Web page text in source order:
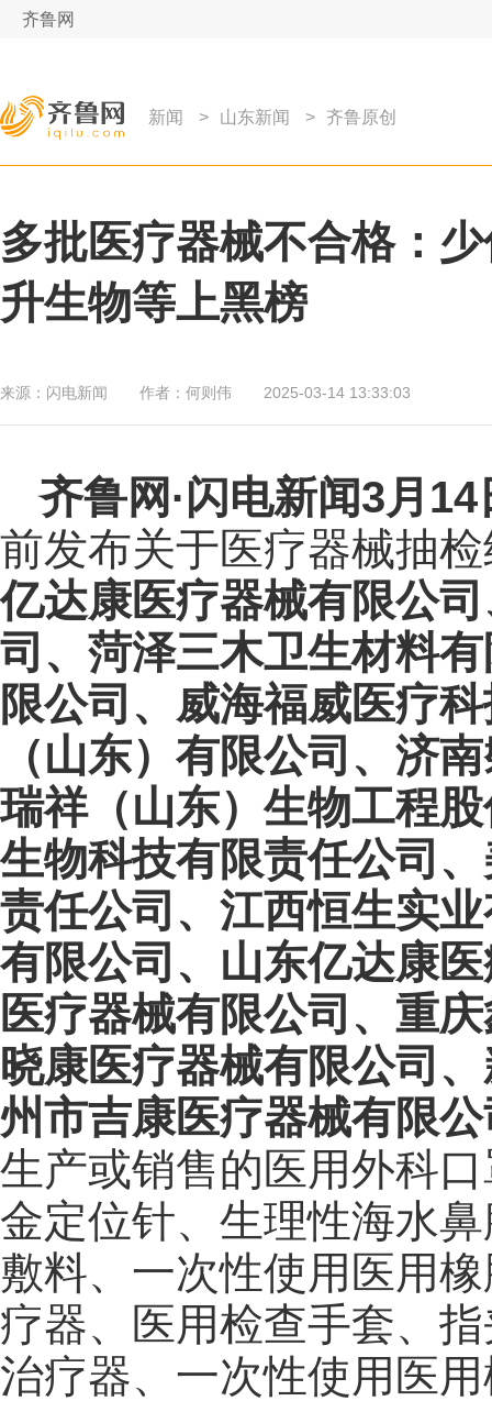
齐鲁网
新闻 > 山东新闻 > 齐鲁原创
多批医疗器械不合格：
升生物等上黑榜
来源： 闪电新闻 作者： 何则伟 2025-03-14 13:33:03
齐鲁网 ·闪电新闻3月14
前发布关于医疗器械抽
亿达康医疗器械有限公
司、菏泽三木卫生材料
限公司、威海福威医疗
（山东）有限公司、济
瑞祥（山东）生物工程
生物科技有限责任公司
责任公司、江西恒生实
有限公司、山东亿达康
医疗器械有限公司、重
晓康医疗器械有限公司
州市吉康医疗器械有限
生产或销售的医用外科
金定位针、生理性海水
敷料、一次性使用医用
疗器、医用检查手套、
治疗器、一次性使用医